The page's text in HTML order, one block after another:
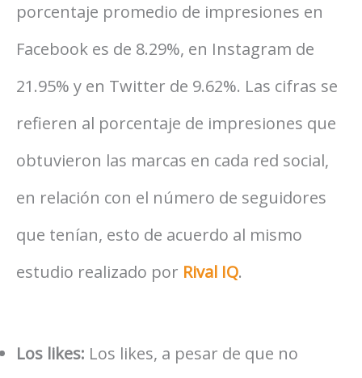
porcentaje promedio de impresiones en
Facebook es de 8.29%, en Instagram de
21.95% y en Twitter de 9.62%. Las cifras se
refieren al porcentaje de impresiones que
obtuvieron las marcas en cada red social,
en relación con el número de seguidores
que tenían, esto de acuerdo al mismo
estudio realizado por Rival IQ.
Los likes: Los likes, a pesar de que no